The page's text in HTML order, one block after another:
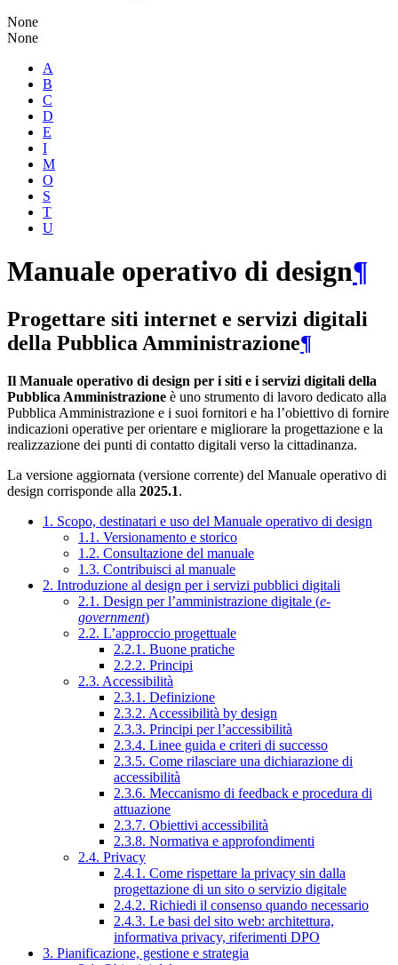
None
None
A
B
C
D
E
I
M
O
S
T
U
Manuale operativo di design¶
Progettare siti internet e servizi digitali
della Pubblica Amministrazione¶
Il Manuale operativo di design per i siti e i servizi digitali della
Pubblica Amministrazione è uno strumento di lavoro dedicato alla
Pubblica Amministrazione e i suoi fornitori e ha l’obiettivo di fornire
indicazioni operative per orientare e migliorare la progettazione e la
realizzazione dei punti di contatto digitali verso la cittadinanza.
La versione aggiornata (versione corrente) del Manuale operativo di
design corrisponde alla 2025.1.
1. Scopo, destinatari e uso del Manuale operativo di design
1.1. Versionamento e storico
1.2. Consultazione del manuale
1.3. Contribuisci al manuale
2. Introduzione al design per i servizi pubblici digitali
2.1. Design per l’amministrazione digitale (e-
government)
2.2. L’approccio progettuale
2.2.1. Buone pratiche
2.2.2. Principi
2.3. Accessibilità
2.3.1. Definizione
2.3.2. Accessibilità by design
2.3.3. Principi per l’accessibilità
2.3.4. Linee guida e criteri di successo
2.3.5. Come rilasciare una dichiarazione di
accessibilità
2.3.6. Meccanismo di feedback e procedura di
attuazione
2.3.7. Obiettivi accessibilità
2.3.8. Normativa e approfondimenti
2.4. Privacy
2.4.1. Come rispettare la privacy sin dalla
progettazione di un sito o servizio digitale
2.4.2. Richiedi il consenso quando necessario
2.4.3. Le basi del sito web: architettura,
informativa privacy, riferimenti DPO
3. Pianificazione, gestione e strategia